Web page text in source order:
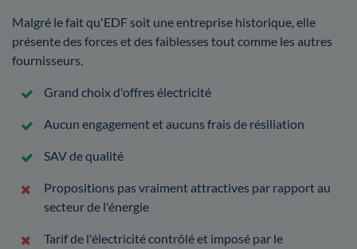
Malgré le fait qu'EDF soit une entreprise historique, elle
présente des forces et des faiblesses tout comme les autres
fournisseurs.
Grand choix d'offres électricité
Aucun engagement et aucuns frais de résiliation
SAV de qualité
Propositions pas vraiment attractives par rapport au
secteur de l'énergie
Tarif de l'électricité contrôlé et imposé par le